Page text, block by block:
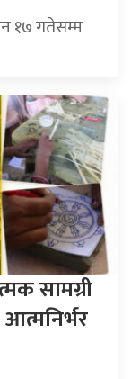
१७ गतेसम्म
सामग्री